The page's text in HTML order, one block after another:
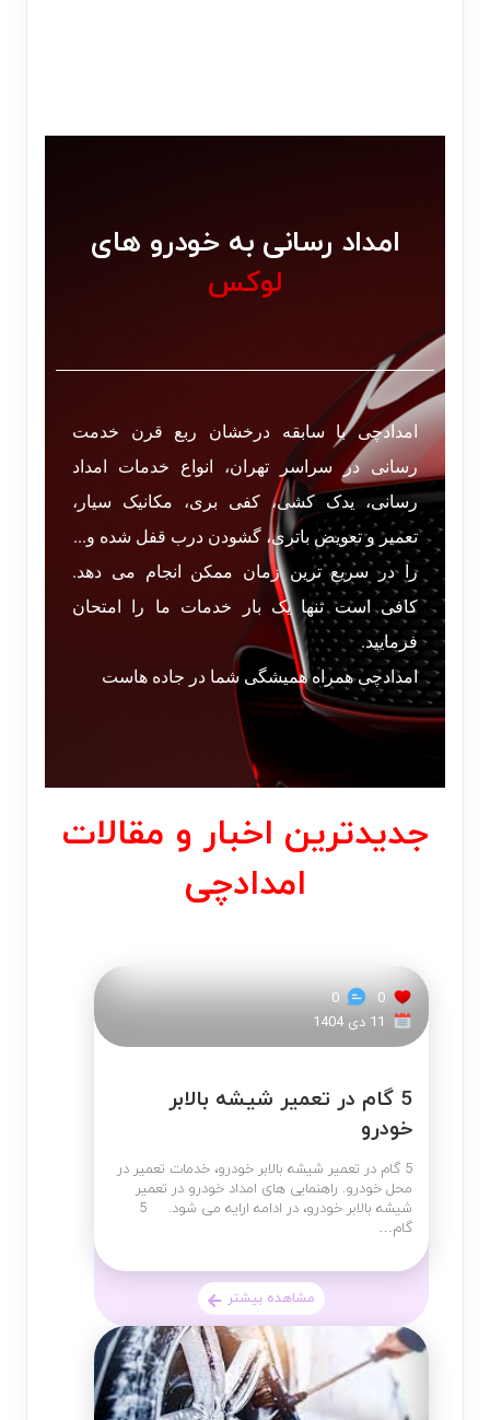
امداد رسانی به خودرو های
لوکس
امدادچی با سابقه درخشان ربع قرن خدمت
رسانی در سراسر تهران، انواع خدمات امداد
رسانی، یدک کشی، کفی بری، مکانیک سیار،
تعمیر و تعویض باتری، گشودن درب قفل شده و...
را در سریع ترین زمان ممکن انجام می دهد.
کافی است تنها یک بار خدمات ما را امتحان
فرمایید.
امدادچی همراه همیشگی شما در جاده هاست
جدیدترین اخبار و مقالات
امدادچی
0
0
11 دی 1404
5 گام در تعمیر شیشه بالابر
خودرو
5 گام در تعمیر شیشه بالابر خودرو، خدمات تعمیر در
محل خودرو. راهنمایی های امداد خودرو در تعمیر
شیشه بالابر خودرو، در ادامه ارایه می شود. 5
گام…
مشاهده بیشتر